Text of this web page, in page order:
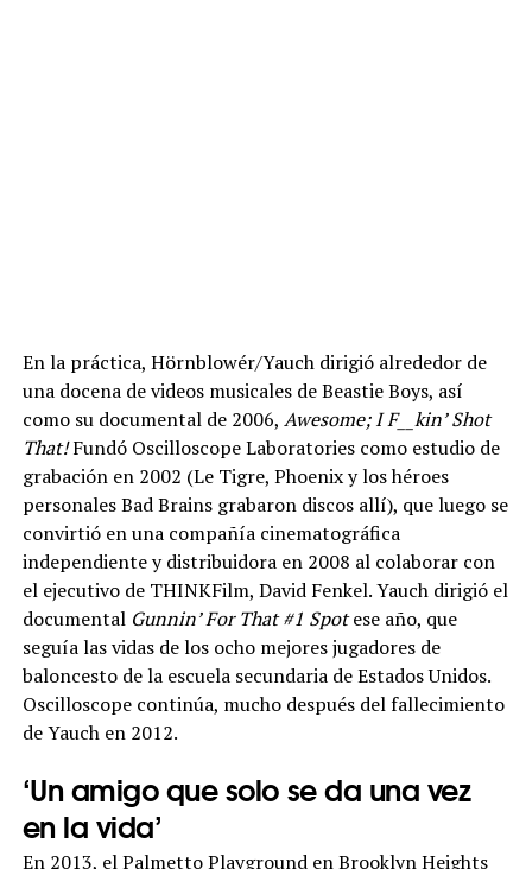
En la práctica, Hörnblowér/Yauch dirigió alrededor de
una docena de videos musicales de Beastie Boys, así
como su documental de 2006, Awesome; I F__kin’ Shot
That!Fundó Oscilloscope Laboratories como estudio de
grabación en 2002 (Le Tigre, Phoenix y los héroes
personales Bad Brains grabaron discos allí), que luego se
convirtió en una compañía cinematográfica
independiente y distribuidora en 2008 al colaborar con
el ejecutivo de THINKFilm, David Fenkel. Yauch dirigió el
documentalGunnin’ For That #1 Spotese año, que
seguía las vidas de los ocho mejores jugadores de
baloncesto de la escuela secundaria de Estados Unidos.
Oscilloscope continúa, mucho después del fallecimiento
de Yauch en 2012.
‘Un amigo que solo se da una vez
en la vida’
En 2013, el Palmetto Playground en Brooklyn Heights